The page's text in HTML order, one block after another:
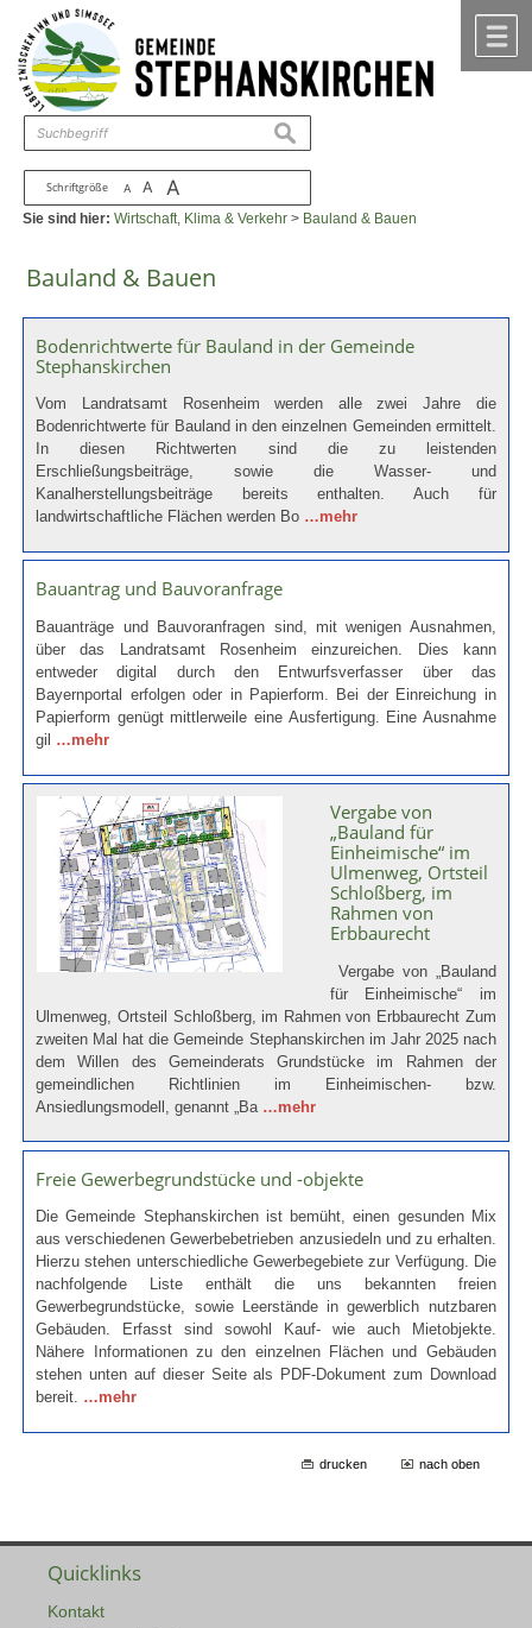
Zum Inhalt ,zur Navigation
Schriftgröße A A A
suchen
Sie sind hier: Wirtschaft, Klima & Verkehr > Bauland & Bauen
Bauland & Bauen
Bodenrichtwerte für Bauland in der Gemeinde
Stephanskirchen
Vom Landratsamt Rosenheim werden alle zwei Jahre die
Bodenrichtwerte für Bauland in den einzelnen Gemeinden ermittelt.
In diesen Richtwerten sind die zu leistenden
Erschließungsbeiträge, sowie die Wasser- und
Kanalherstellungsbeiträge bereits enthalten. Auch für
landwirtschaftliche Flächen werden Bo …mehr
Bauantrag und Bauvoranfrage
Bauanträge und Bauvoranfragen sind, mit wenigen Ausnahmen,
über das Landratsamt Rosenheim einzureichen. Dies kann
entweder digital durch den Entwurfsverfasser über das
Bayernportal erfolgen oder in Papierform. Bei der Einreichung in
Papierform genügt mittlerweile eine Ausfertigung. Eine Ausnahme
gil …mehr
Vergabe von
„Bauland für
Einheimische“ im
Ulmenweg, Ortsteil
Schloßberg, im
Rahmen von
Erbbaurecht
Vergabe von „Bauland
für Einheimische“ im
Ulmenweg, Ortsteil Schloßberg, im Rahmen von Erbbaurecht Zum
zweiten Mal hat die Gemeinde Stephanskirchen im Jahr 2025 nach
dem Willen des Gemeinderats Grundstücke im Rahmen der
gemeindlichen Richtlinien im Einheimischen- bzw.
Ansiedlungsmodell, genannt „Ba …mehr
Freie Gewerbegrundstücke und -objekte
Die Gemeinde Stephanskirchen ist bemüht, einen gesunden Mix
aus verschiedenen Gewerbebetrieben anzusiedeln und zu erhalten.
Hierzu stehen unterschiedliche Gewerbegebiete zur Verfügung. Die
nachfolgende Liste enthält die uns bekannten freien
Gewerbegrundstücke, sowie Leerstände in gewerblich nutzbaren
Gebäuden. Erfasst sind sowohl Kauf- wie auch Mietobjekte.
Nähere Informationen zu den einzelnen Flächen und Gebäuden
stehen unten auf dieser Seite als PDF-Dokument zum Download
bereit. …mehr
drucken nach oben
Quicklinks
Kontakt